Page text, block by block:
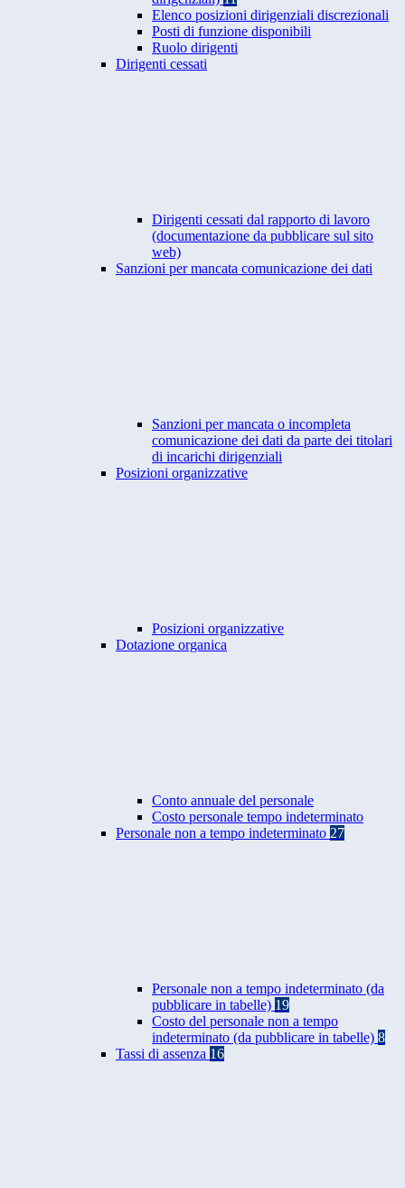
Elenco posizioni dirigenziali discrezionali
Posti di funzione disponibili
Ruolo dirigenti
Dirigenti cessati
Dirigenti cessati dal rapporto di lavoro
(documentazione da pubblicare sul sito
web)
Sanzioni per mancata comunicazione dei dati
Sanzioni per mancata o incompleta
comunicazione dei dati da parte dei titolari
di incarichi dirigenziali
Posizioni organizzative
Posizioni organizzative
Dotazione organica
Conto annuale del personale
Costo personale tempo indeterminato
Personale non a tempo indeterminato 27
Personale non a tempo indeterminato (da
pubblicare in tabelle) 19
Costo del personale non a tempo
indeterminato (da pubblicare in tabelle) 8
Tassi di assenza 16